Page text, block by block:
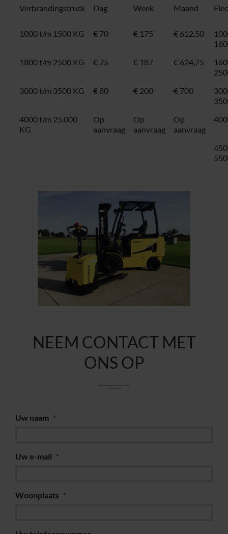
Verbrandingstruck Dag Week Maand
1000 t/m 1500 KG € 70 € 175 € 612,50
1800 t/m 2500 KG
€ 75 € 187 € 624,75
3000 t/m 3500 KG
€ 80 € 200 € 700
4000 t/m 25.000
KG
Op
aanvraag
Op
aanvraag
Op
aanvraag
NEEM CONTACT MET
ONS OP
Uw naam *
Uw e-mail *
Woonplaats *